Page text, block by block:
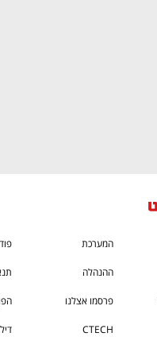
המערכת
ההנהלה
פרסמו אצלנו
CTECH